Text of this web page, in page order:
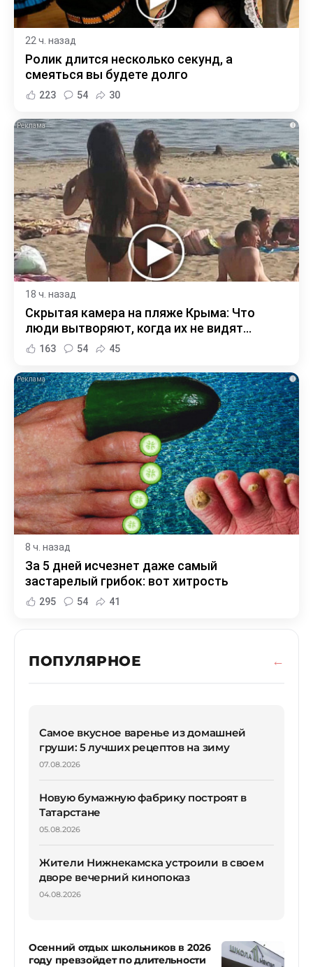
22 ч. назад
Ролик длится несколько секунд, а
смеяться вы будете долго
223 54 30
i
18 ч. назад
Скрытая камера на пляже Крыма: Что
люди вытворяют, когда их не видят...
163 54 45
i
8 ч. назад
За 5 дней исчезнет даже самый
застарелый грибок: вот хитрость
295 54 41
ПОПУЛЯРНОЕ
Самое вкусное варенье из домашней
груши: 5 лучших рецептов на зиму
07.08.2026
Новую бумажную фабрику построят в
Татарстане
05.08.2026
Жители Нижнекамска устроили в своем
дворе вечерний кинопоказ
04.08.2026
Осенний отдых школьников в 2026
году превзойдет по длительности